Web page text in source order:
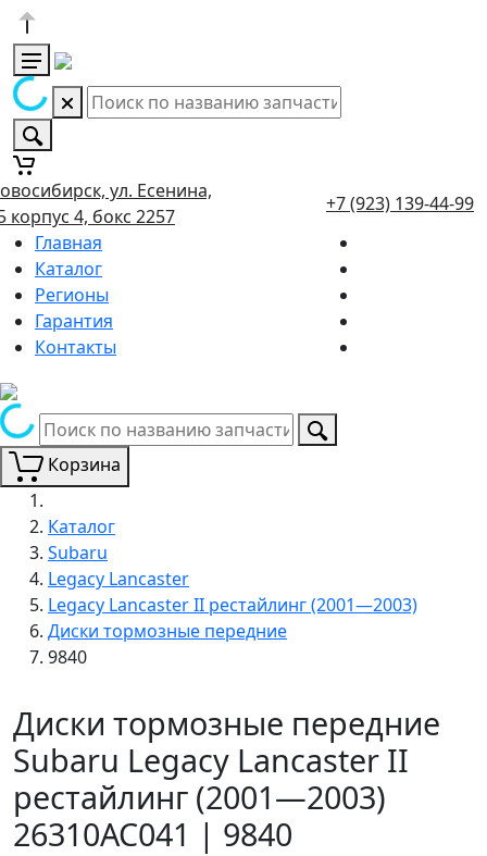
ул. Есенина,
корпус 4, бокс 2257
+7 (923) 139-44-99
Главная
Каталог
Регионы
Гарантия
Контакты
Корзина
Каталог
Subaru
Legacy Lancaster
Legacy Lancaster II рестайлинг (2001—2003)
Диски тормозные передние
9840
Диски тормозные передние
Subaru Legacy Lancaster II
рестайлинг (2001—2003)
26310AC041 | 9840